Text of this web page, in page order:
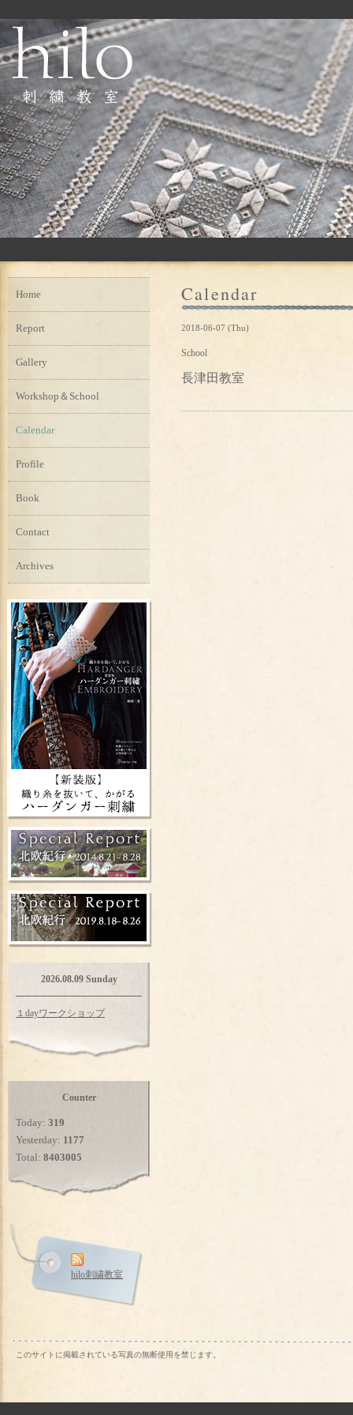
Calendar
2018-06-07 (Thu)
School
長津田教室
Home
Report
Gallery
Workshop＆School
Calendar
Profile
Book
Contact
Archives
2026.08.09 Sunday
１dayワークショップ
Counter
Today: 319
Yesterday: 1177
Total: 8403005
hilo刺繍教室
このサイトに掲載されている写真の無断使用を禁じます。